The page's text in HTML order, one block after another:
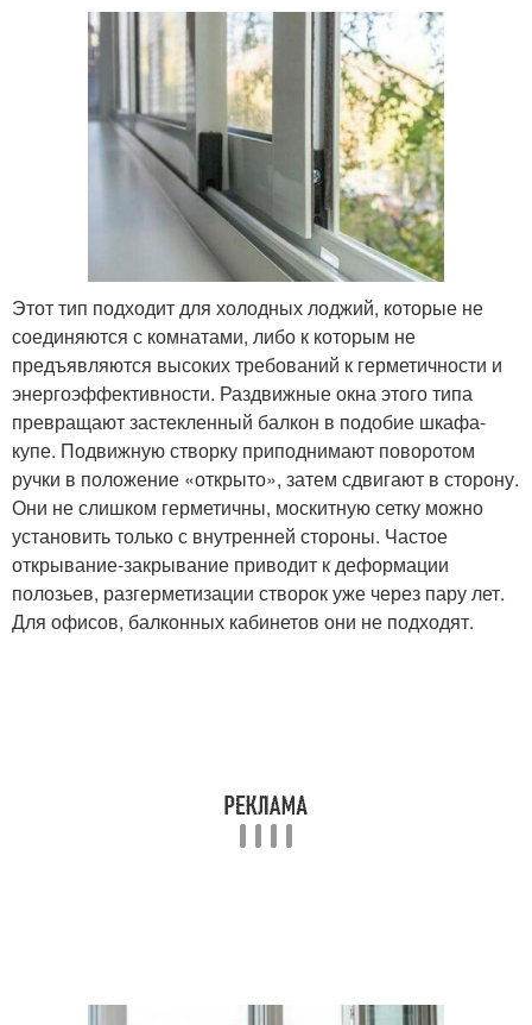
Этот тип подходит для холодных лоджий, которые не
соединяются с комнатами, либо к которым не
предъявляются высоких требований к герметичности и
энергоэффективности. Раздвижные окна этого типа
превращают застекленный балкон в подобие шкафа-
купе. Подвижную створку приподнимают поворотом
ручки в положение «открыто», затем сдвигают в сторону.
Они не слишком герметичны, москитную сетку можно
установить только с внутренней стороны. Частое
открывание-закрывание приводит к деформации
полозьев, разгерметизации створок уже через пару лет.
Для офисов, балконных кабинетов они не подходят.